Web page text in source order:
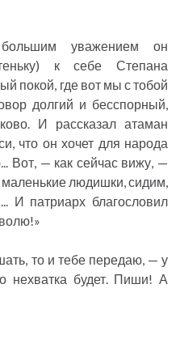
уважением он
к себе Степана
покой, где вот мы с тобой
долгий и бесспорный,
И рассказал атаман
что он хочет для народа
Вот, — как сейчас вижу, —
маленькие людишки, сидим,
И патриарх благословил
то и тебе передаю, — у
нехватка будет. Пиши! А